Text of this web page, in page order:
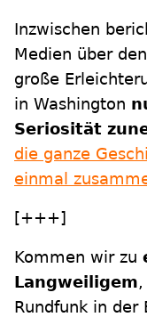
Inzwischen
Medien über
große
in Washington
Seriosität
die ganze
einmal
[+++]
Kommen wir zu
Langweiligem
Rundfunk in der